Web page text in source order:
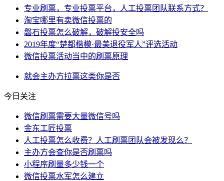
专业刷票，专业投票平台，人工投票团队联系方式？
淘宝哪里有卖微信投票的
磐石投票怎么破解，破解投安全吗
2019年度“楚都楷模·最美退役军人”评选活动
微信投票活动当中的刷票原理
就会主办方拉票这类你是否
今日关注
微信刷票需要大量微信号吗
金东工匠投票
人工投票怎么收费？人工刷票团队会被发现么？
主办方会查你是否刷票吗
小程序刷量多少钱一个
微信投票水军怎么建立